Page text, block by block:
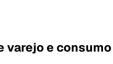
varejo e consumo